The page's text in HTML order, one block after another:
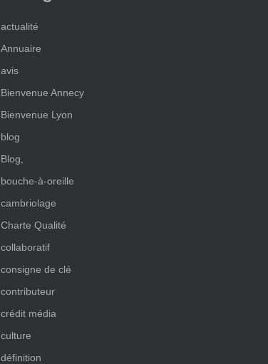
actualité
Annuaire
avis
Bienvenue Annecy
Bienvenue Lyon
blog
Blog,
bouche-à-oreille
cambriolage
Charte Qualité
collaboratif
consigne de clé
contributeur
crédit média
culture
définition